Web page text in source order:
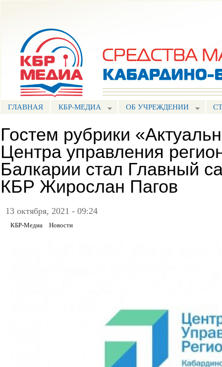
ГЛАВНАЯ КБР-МЕДИА ОБ УЧРЕЖДЕНИИ
Гостем рубрики
Центра управления
Балкарии стал Главный
КБР Жирослан Пагов
13 октября, 2021 - 09:24
КБР-Медиа Новости